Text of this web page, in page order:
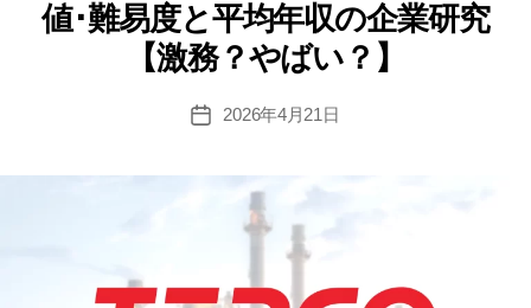
ー
値･難易度と平均年収の企業研究
【激務？やばい？】
投
2026年4月21日